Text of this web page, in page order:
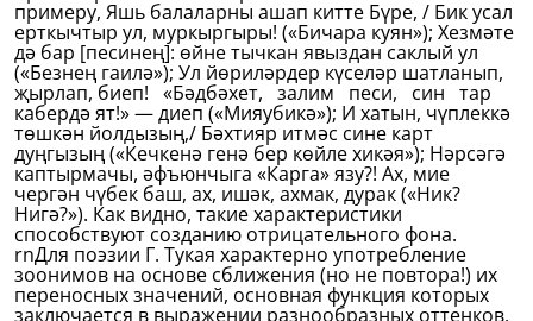
примеру, Яшь балаларны ашап китте Бүре, / Бик усал
ерткычтыр ул, муркыргыры! («Бичара куян»); Хезмәте
дә бар [песинең]: өйне тычкан явыздан саклый ул
(«Безнең гаилә»); Ул йөриләрдер күселәр шатланып,
җырлап, биеп! «Бәдбәхет, залим песи, син тар
кабердә ят!» — диеп («Мияубикә»); И хатын, чүплеккә
төшкән йолдызың,/ Бәхтияр итмәс сине карт
дуңгызың («Кечкенә генә бер көйле хикәя»); Нәрсәгә
каптырмачы, әфъюнчыга «Карга» язу?! Ах, мие
чергән чүбек баш, ах, ишәк, ахмак, дурак («Ник?
Нигә?»). Как видно, такие характеристики
способствуют созданию отрицательного фона.
rnДля поэзии Г. Тукая характерно употребление
зоонимов на основе сближения (но не повтора!) их
переносных значений, основная функция которых
заключается в выражении разнообразных оттенков,